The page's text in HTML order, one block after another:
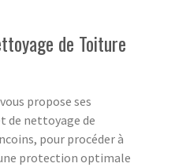
de Toiture
propose ses
de nettoyage de
pour procéder à
protection optimale